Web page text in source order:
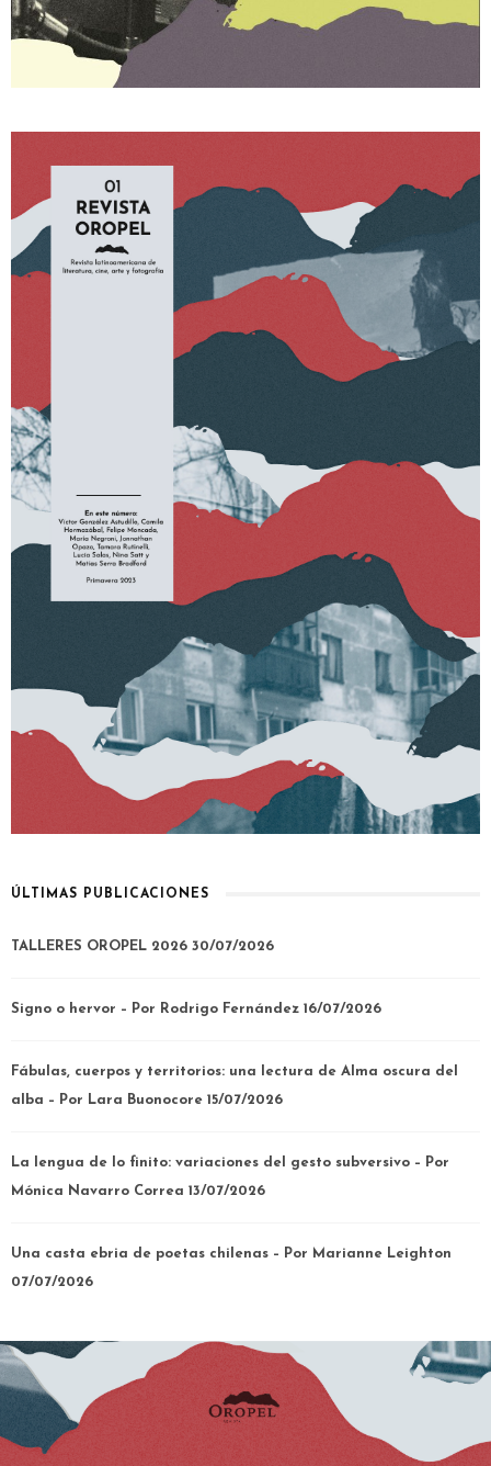
ÚLTIMAS PUBLICACIONES
TALLERES OROPEL 2026 30/07/2026
Signo o hervor – Por Rodrigo Fernández 16/07/2026
Fábulas, cuerpos y territorios: una lectura de Alma oscura del
alba – Por Lara Buonocore 15/07/2026
La lengua de lo finito: variaciones del gesto subversivo – Por
Mónica Navarro Correa 13/07/2026
Una casta ebria de poetas chilenas – Por Marianne Leighton
07/07/2026